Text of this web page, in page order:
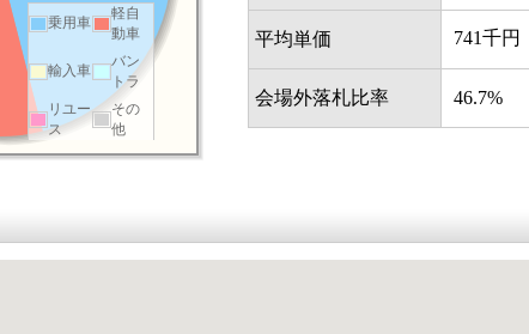
乗用車
軽自
動車
輸入車
バン
トラ
リユー
ス
その
他
平均単価 741千円
会場外落札比率 46.7%